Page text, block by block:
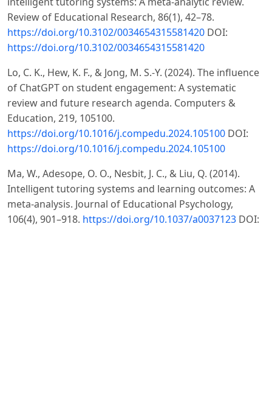
Review of Educational Research, 86(1), 42–78.
https://doi.org/10.3102/0034654315581420 DOI:
https://doi.org/10.3102/0034654315581420
Lo, C. K., Hew, K. F., & Jong, M. S.-Y. (2024). The influence
of ChatGPT on student engagement: A systematic
review and future research agenda. Computers &
Education, 219, 105100.
https://doi.org/10.1016/j.compedu.2024.105100 DOI:
https://doi.org/10.1016/j.compedu.2024.105100
Ma, W., Adesope, O. O., Nesbit, J. C., & Liu, Q. (2014).
Intelligent tutoring systems and learning outcomes: A
meta-analysis. Journal of Educational Psychology,
106(4), 901–918. https://doi.org/10.1037/a0037123 DOI: